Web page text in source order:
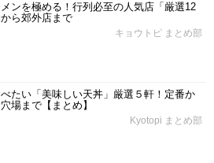
ンを極める！行列必至の人気店「厳選12
ら郊外店まで
キョウトピ まとめ部
たい「美味しい天丼」厳選５軒！定番か
場まで【まとめ】
Kyotopi まとめ部